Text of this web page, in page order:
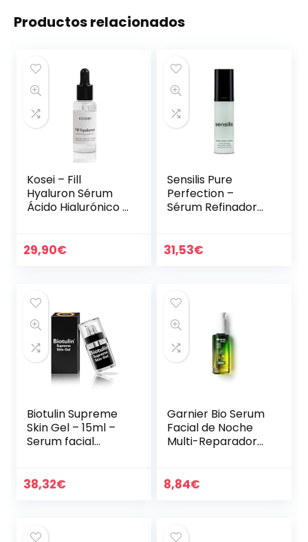
Productos relacionados
Kosei – Fill
Hyaluron Sérum
Ácido Hialurónico –
Antiarrugas –
29,90€
Sensilis Pure
Perfection –
Sérum Refinador
31,53€
Biotulin Supreme
Skin Gel – 15ml –
Serum facial
Ácido Hialuronico –
38,32€
Garnier Bio Serum
Facial de Noche
Multi-Reparador
Semillas de
8,84€